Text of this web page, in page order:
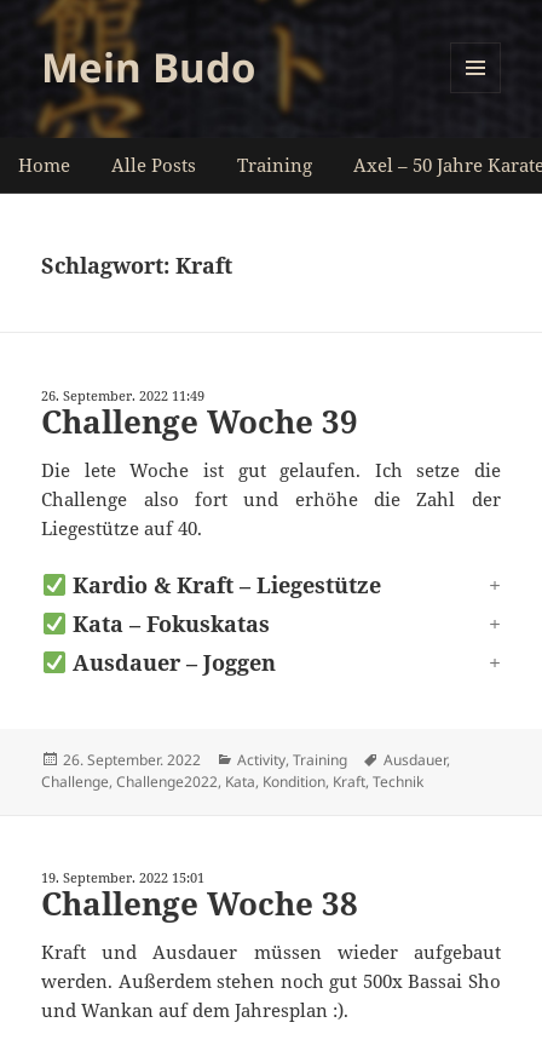
Mein Budo
Home Alle Posts Training Axel – 50 Jahre
Schlagwort:Kraft
26. September. 2022 11:49
Challenge Woche 39
Die lete Woche ist gut gelaufen. Ich setze die
Challenge also fort und erhöhe die Zahl der
Liegestütze auf 40.
Kardio & Kraft – Liegestütze
Kata – Fokuskatas
Ausdauer – Joggen
Veröffentlicht
am
26. September. 2022 Kategorien
Activity,Training Schlagwörter
Ausdauer,
Challenge,Challenge2022, Kata, Kondition, Kraft,Technik
19. September. 2022 15:01
Challenge Woche 38
Kraft und Ausdauer müssen wieder aufgebaut
werden. Außerdem stehen noch gut 500x Bassai Sho
und Wankan auf dem Jahresplan :).